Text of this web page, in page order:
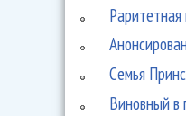
Cемья
Виновный в